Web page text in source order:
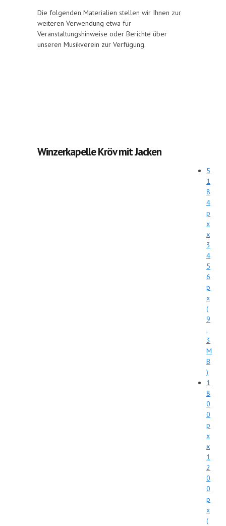
Die folgenden Materialien stellen wir Ihnen zur
weiteren Verwendung etwa für
Veranstaltungshinweise oder Berichte über
unseren Musikverein zur Verfügung.
Winzerkapelle Kröv mit Jacken
5
1
8
4
p
x
x
3
4
5
6
p
x
(
9
,
3
M
B
)
1
8
0
0
p
x
x
1
2
0
0
p
x
(